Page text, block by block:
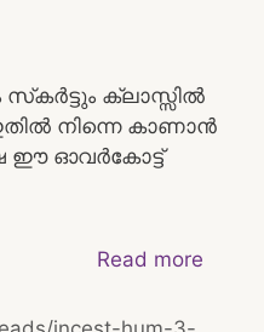
ക്ലാസ്സിൽ
നിന്നെ കാണാൻ
ഈ ഓവർകോട്ട്
Read more